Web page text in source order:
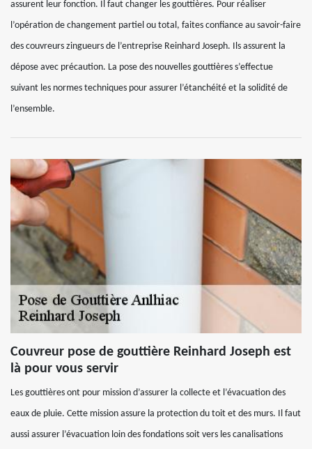
assurent leur fonction. Il faut changer les gouttières. Pour réaliser
l’opération de changement partiel ou total, faites confiance au savoir-faire
des couvreurs zingueurs de l’entreprise Reinhard Joseph. Ils assurent la
dépose avec précaution. La pose des nouvelles gouttières s’effectue
suivant les normes techniques pour assurer l’étanchéité et la solidité de
l’ensemble.
Couvreur pose de gouttière Reinhard Joseph est
là pour vous servir
Les gouttières ont pour mission d’assurer la collecte et l’évacuation des
eaux de pluie. Cette mission assure la protection du toit et des murs. Il faut
aussi assurer l’évacuation loin des fondations soit vers les canalisations